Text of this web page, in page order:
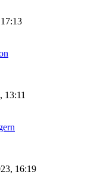
13:11
16:19